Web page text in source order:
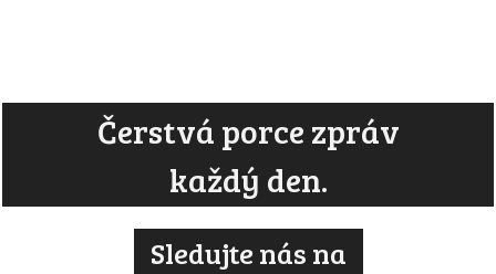
Čerstvá porce zpráv
každý den.
Sledujte nás na